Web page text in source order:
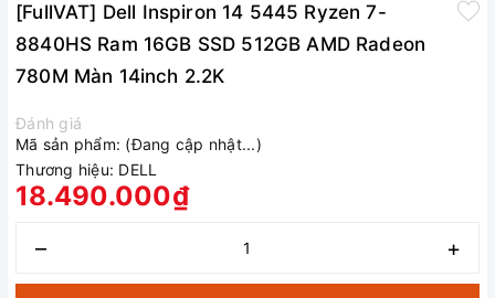
[FullVAT] Dell Inspiron 14 5445 Ryzen 7-
8840HS Ram 16GB SSD 512GB AMD Radeon
780M Màn 14inch 2.2K
Đánh giá
Mã sản phẩm: (Đang cập nhật...)
Thương hiệu: DELL
18.490.000₫
– +